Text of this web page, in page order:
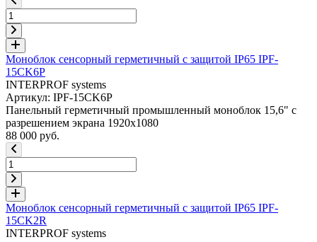
Моноблок сенсорный герметичный с защитой IP65 IPF-
15CK6P
INTERPROF systems
Артикул: IPF-15CK6P
Панельный герметичный промышленный моноблок 15,6" с
разрешением экрана 1920x1080
88 000 руб.
Моноблок сенсорный герметичный с защитой IP65 IPF-
15CK2R
INTERPROF systems